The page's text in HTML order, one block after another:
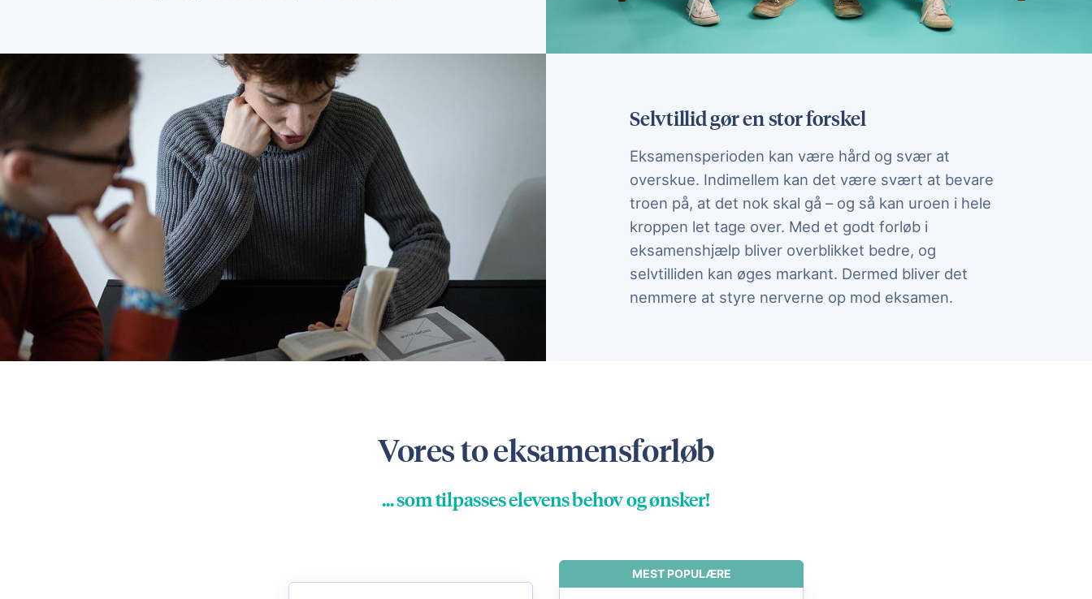
Selvtillid gør en stor forskel
Eksamensperioden kan være hård og svær at
overskue. Indimellem kan det være svært at bevare
troen på, at det nok skal gå – og så kan uroen i hele
kroppen let tage over. Med et godt forløb i
eksamenshjælp bliver overblikket bedre, og
selvtilliden kan øges markant. Dermed bliver det
nemmere at styre nerverne op mod eksamen.
Vores to eksamensforløb
... som tilpasses elevens behov og ønsker!
MEST POPULÆRE